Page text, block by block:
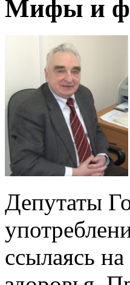
Мифы и
Депутаты
ссылаясь